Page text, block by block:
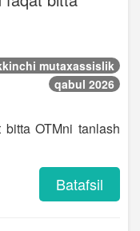
mutaxassislik
qabul 2026
OTMni tanlash
Batafsil